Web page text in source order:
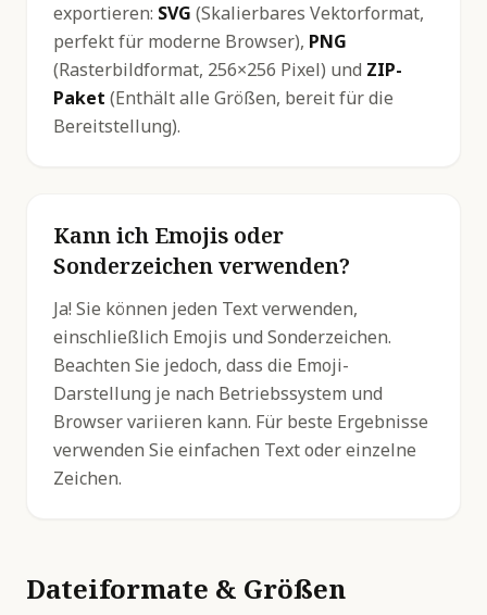
exportieren: SVG (Skalierbares Vektorformat,
perfekt für moderne Browser), PNG
(Rasterbildformat, 256×256 Pixel) und ZIP-
Paket (Enthält alle Größen, bereit für die
Bereitstellung).
Kann ich Emojis oder
Sonderzeichen verwenden?
Ja! Sie können jeden Text verwenden,
einschließlich Emojis und Sonderzeichen.
Beachten Sie jedoch, dass die Emoji-
Darstellung je nach Betriebssystem und
Browser variieren kann. Für beste Ergebnisse
verwenden Sie einfachen Text oder einzelne
Zeichen.
Dateiformate & Größen